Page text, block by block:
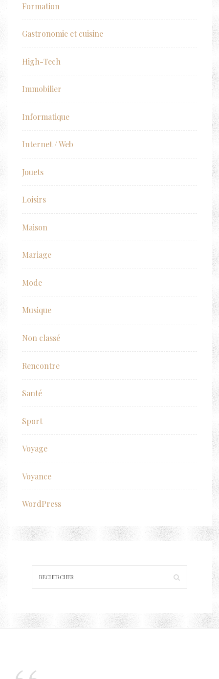
Formation
Gastronomie et cuisine
High-Tech
Immobilier
Informatique
Internet / Web
Jouets
Loisirs
Maison
Mariage
Mode
Musique
Non classé
Rencontre
Santé
Sport
Voyage
Voyance
WordPress